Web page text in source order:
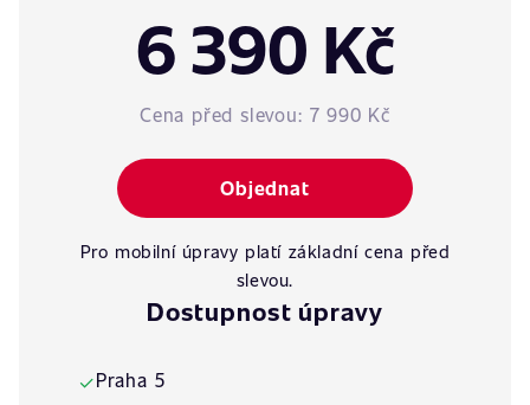
6 390 Kč
Cena před slevou: 7 990 Kč
Objednat
Pro mobilní úpravy platí základní cena před
slevou.
Dostupnost úpravy
✓Praha 5